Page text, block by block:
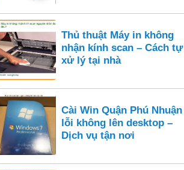
Thủ thuật Máy in không
nhận kính scan – Cách tự
xử lý tại nhà
Cài Win Quận Phú Nhuận
lỗi không lên desktop –
Dịch vụ tận nơi